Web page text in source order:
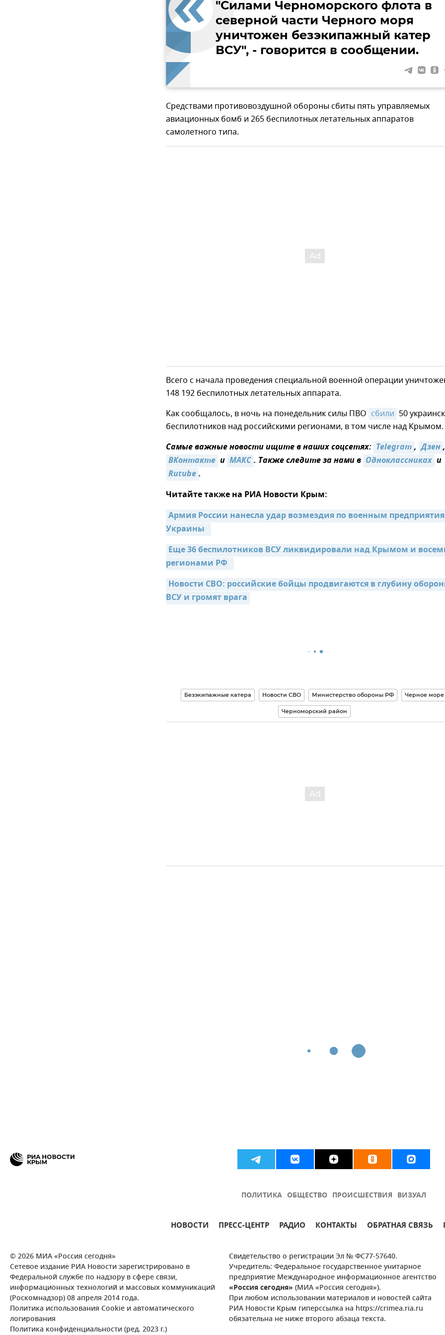
"Силами Черноморского флота в
северной части Черного моря
уничтожен безэкипажный катер
ВСУ", - говорится в сообщении.
Средствами противовоздушной обороны сбиты пять управляемых
авиационных бомб и 265 беспилотных летательных аппаратов
самолетного типа.
Всего с начала проведения специальной военной операции
148 192 беспилотных летательных аппарата.
Как сообщалось, в ночь на понедельник силы ПВО сбили 50
беспилотников над российскими регионами, в том числе над Крымом.
Самые важные новости ищите в наших соцсетях: Telegram, Дзен,
ВКонтакте и MAКС. Также следите за нами в Одноклассниках и
Rutube.
Читайте также на РИА Новости Крым:
Армия России нанесла удар возмездия по военным
Украины
Еще 36 беспилотников ВСУ ликвидировали над Крымом и
регионами РФ
Новости СВО: российские бойцы продвигаются в глубину
ВСУ и громят врага
Безэкипажные катера Новости СВО Министерство обороны РФ Черное море
Черноморский район
ПОЛИТИКА ОБЩЕСТВО ПРОИСШЕСТВИЯ ВИЗУАЛ
НОВОСТИ ПРЕСС-ЦЕНТР РАДИО КОНТАКТЫ ОБРАТНАЯ СВЯЗЬ
© 2026 МИА «Россия сегодня»
Сетевое издание РИА Новости зарегистрировано в
Федеральной службе по надзору в сфере связи,
информационных технологий и массовых коммуникаций
(Роскомнадзор) 08 апреля 2014 года.
Политика использования Cookie и автоматического
логирования
Политика конфиденциальности (ред. 2023 г.)
Свидетельство о регистрации Эл № ФС77-57640.
Учредитель: Федеральное государственное унитарное
предприятие Международное информационное агентство
«Россия сегодня» (МИА «Россия сегодня»).
При любом использовании материалов и новостей сайта
РИА Новости Крым гиперссылка на https://crimea.ria.ru
обязательна не ниже второго абзаца текста.